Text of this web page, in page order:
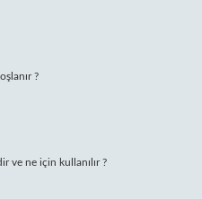
?
ve ne için kullanılır ?